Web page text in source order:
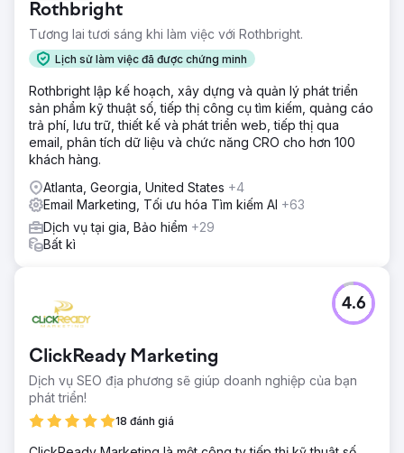
Rothbright
Tương lai tươi sáng khi làm việc với Rothbright.
Lịch sử làm việc đã được chứng minh
Rothbright lập kế hoạch, xây dựng và quản lý phát triển
sản phẩm kỹ thuật số, tiếp thị công cụ tìm kiếm, quảng cáo
trả phí, lưu trữ, thiết kế và phát triển web, tiếp thị qua
email, phân tích dữ liệu và chức năng CRO cho hơn 100
khách hàng.
Atlanta, Georgia, United States +4
Email Marketing, Tối ưu hóa Tìm kiếm AI +63
Dịch vụ tại gia, Bảo hiểm +29
Bất kì
ClickReady Marketing
Dịch vụ SEO địa phương sẽ giúp doanh nghiệp của bạn
phát triển!
18 đánh giá
4.6